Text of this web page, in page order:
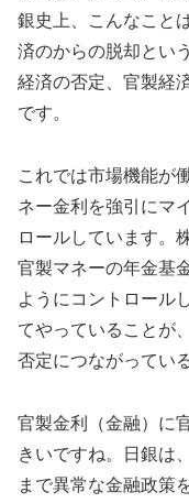
銀史上、こんなこと
済のからの脱却とい
経済の否定、官製経
です。
これでは市場機能が
ネー金利を強引にマ
ロールしています。
官製マネーの年金基
ようにコントロール
てやっていることが
否定につながってい
官製金利（金融）に
きいですね。日銀は
まで異常な金融政策